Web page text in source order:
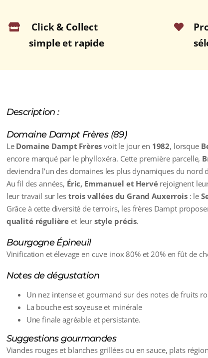
Click & Collect
simple et rapide
Description :
Domaine Dampt Frères (89)
Le Domaine Dampt Frères voit le jour en 1982, lorsque
encore marqué par le phylloxéra. Cette première parcelle,
deviendra l’un des domaines les plus dynamiques du nord
Au fil des années, Éric, Emmanuel et Hervérejoignent
leur travail sur les trois vallées du Grand Auxerrois: le
Grâce à cette diversité de terroirs, les frères Dampt
qualité régulière et leur style précis.
Bourgogne Épineuil
Vinification et élevage en cuve inox 80% et 20% en fût de
Notes de dégustation
Un nez intense et gourmand sur des notes de fruits
La bouche est soyeuse et minérale
Une finale agréable et persistante.
Suggestions gourmandes
Viandes rouges et blanches grillées ou en sauce, plats